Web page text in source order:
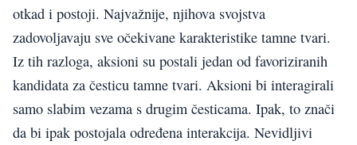
otkad i postoji. Najvažnije, njihova svojstva
zadovoljavaju sve očekivane karakteristike tamne tvari.
Iz tih razloga, aksioni su postali jedan od favoriziranih
kandidata za česticu tamne tvari. Aksioni bi interagirali
samo slabim vezama s drugim česticama. Ipak, to znači
da bi ipak postojala određena interakcija. Nevidljivi